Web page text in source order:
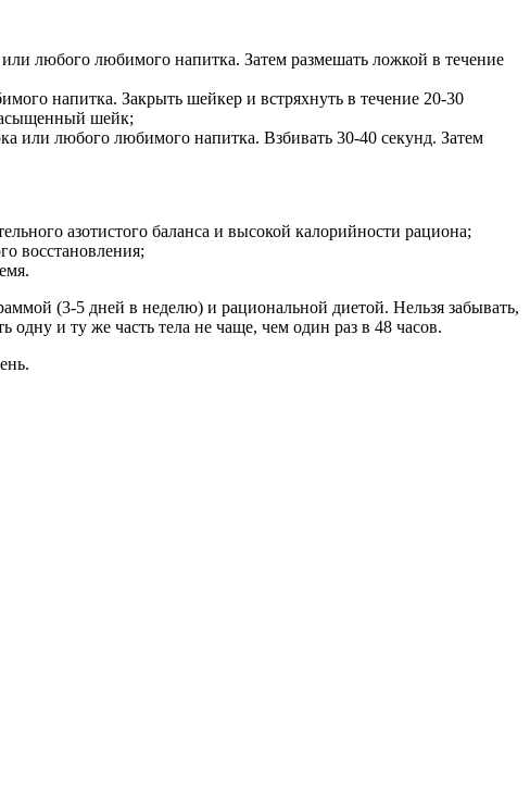
любого любимого напитка. Затем размешать ложкой в течение
напитка. Закрыть шейкер и встряхнуть в течение 20-30
шейк;
или любого любимого напитка. Взбивать 30-40 секунд. Затем
азотистого баланса и высокой калорийности рациона;
восстановления;
(3-5 дней в неделю) и рациональной диетой. Нельзя забывать,
и ту же часть тела не чаще, чем один раз в 48 часов.